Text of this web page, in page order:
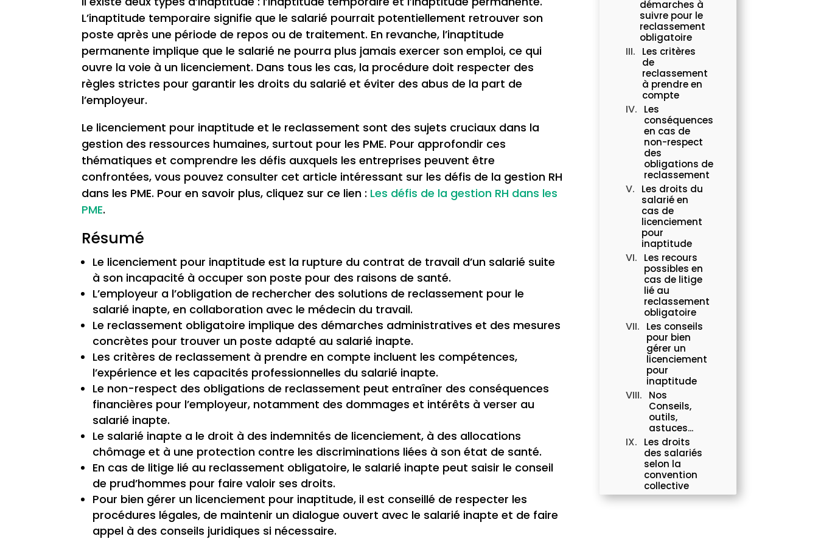
L’inaptitude temporaire signifie que le salarié pourrait potentiellement retrouver son
poste après une période de repos ou de traitement. En revanche, l’inaptitude
permanente implique que le salarié ne pourra plus jamais exercer son emploi, ce qui
ouvre la voie à un licenciement. Dans tous les cas, la procédure doit respecter des
règles strictes pour garantir les droits du salarié et éviter des abus de la part de
l’employeur.
Le licenciement pour inaptitude et le reclassement sont des sujets cruciaux dans la
gestion des ressources humaines, surtout pour les PME. Pour approfondir ces
thématiques et comprendre les défis auxquels les entreprises peuvent être
confrontées, vous pouvez consulter cet article intéressant sur les défis de la gestion RH
dans les PME. Pour en savoir plus, cliquez sur ce lien : Les défis de la gestion RH dans les
PME.
Résumé
Le licenciement pour inaptitude est la rupture du contrat de travail d’un salarié suite
à son incapacité à occuper son poste pour des raisons de santé.
L’employeur a l’obligation de rechercher des solutions de reclassement pour le
salarié inapte, en collaboration avec le médecin du travail.
Le reclassement obligatoire implique des démarches administratives et des mesures
concrètes pour trouver un poste adapté au salarié inapte.
Les critères de reclassement à prendre en compte incluent les compétences,
l’expérience et les capacités professionnelles du salarié inapte.
Le non-respect des obligations de reclassement peut entraîner des conséquences
financières pour l’employeur, notamment des dommages et intérêts à verser au
salarié inapte.
Le salarié inapte a le droit à des indemnités de licenciement, à des allocations
chômage et à une protection contre les discriminations liées à son état de santé.
En cas de litige lié au reclassement obligatoire, le salarié inapte peut saisir le conseil
de prud’hommes pour faire valoir ses droits.
Pour bien gérer un licenciement pour inaptitude, il est conseillé de respecter les
procédures légales, de maintenir un dialogue ouvert avec le salarié inapte et de faire
appel à des conseils juridiques si nécessaire.
démarches à
suivre pour le
reclassement
obligatoire
Les critères
de
reclassement
à prendre en
compte
Les
conséquences
en cas de
non-respect
des
obligations de
reclassement
Les droits du
salarié en
cas de
licenciement
pour
inaptitude
Les recours
possibles en
cas de litige
lié au
reclassement
obligatoire
Les conseils
pour bien
gérer un
licenciement
pour
inaptitude
Nos
Conseils,
outils,
astuces...
Les droits
des salariés
selon la
convention
collective
Le droit à la